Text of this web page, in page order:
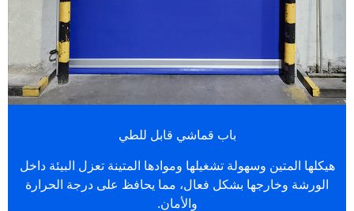
باب قماشي قابل للطي
هيكلها المتين وسهولة تشغيلها وموادها المتينة تعزل البيئة داخل
الورشة وخارجها بشكل فعال، مما يحافظ على درجة الحرارة
والأمان.